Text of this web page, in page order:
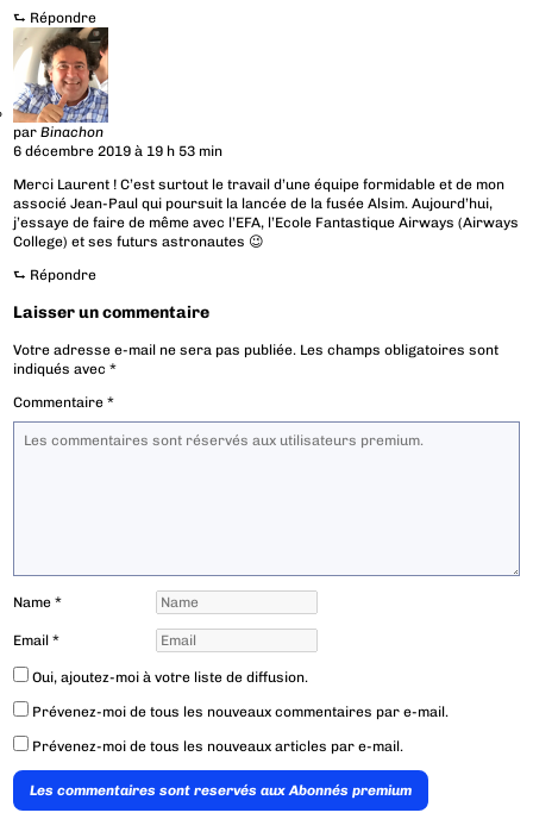
⮑ Répondre
parBinachon
6 décembre 2019 à 19 h 53 min
Merci Laurent ! C’est surtout le travail d’une équipe formidable et de mon
associé Jean-Paul qui poursuit la lancée de la fusée Alsim. Aujourd’hui,
j’essaye de faire de même avec l’EFA, l’Ecole Fantastique Airways (Airways
College) et ses futurs astronautes 😉
⮑ Répondre
Laisser un commentaire
Votre adresse e-mail ne sera pas publiée. Les champs obligatoires sont
indiqués avec*
Commentaire*
Name*
Email*
Oui, ajoutez-moi à votre liste de diffusion.
Prévenez-moi de tous les nouveaux commentaires par e-mail.
Prévenez-moi de tous les nouveaux articles par e-mail.
Les commentaires sont reservés aux Abonnés premium